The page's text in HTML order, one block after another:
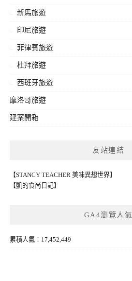
新馬旅遊
印尼旅遊
菲律賓旅遊
杜拜旅遊
西班牙旅遊
摩洛哥旅遊
建案開箱
友站連結
【STANCY TEACHER 美味異想世界】
【凱的食尚日記】
GA4瀏覽人氣
累積人氣：17,452,449